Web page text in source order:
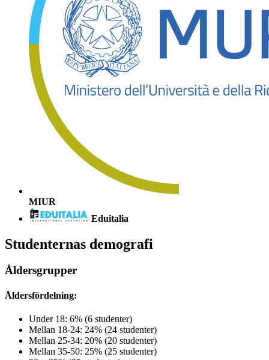
MIUR
Eduitalia
Studenternas demografi
Åldersgrupper
Åldersfördelning:
Under 18: 6% (6 studenter)
Mellan 18-24: 24% (24 studenter)
Mellan 25-34: 20% (20 studenter)
Mellan 35-50: 25% (25 studenter)